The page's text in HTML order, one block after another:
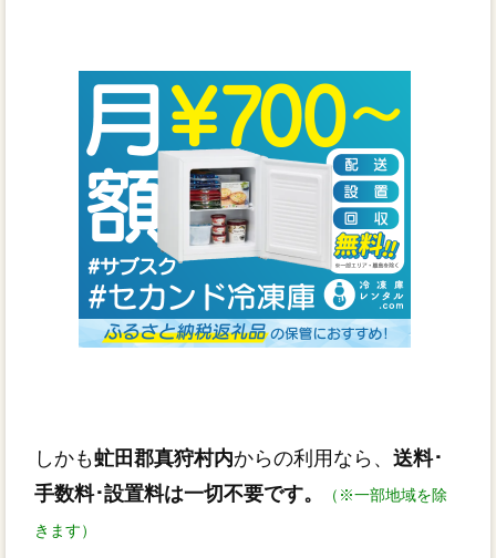
しかも虻田郡真狩村内からの利用なら、 送料･
手数料･設置料は一切不要です。
（※一部地域を除
きます）